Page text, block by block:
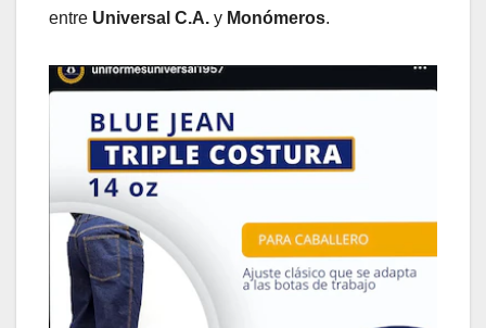
entre Universal C.A. y Monómeros.